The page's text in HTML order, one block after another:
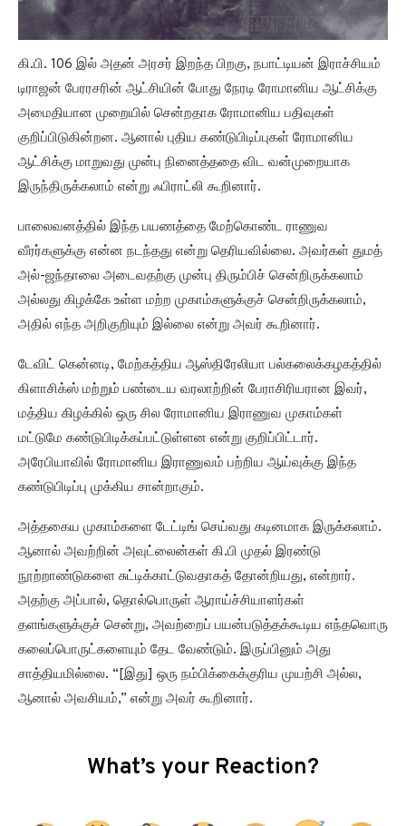
கி.பி. 106 இல் அதன் அரசர் இறந்த பிறகு, நபாட்டியன் இராச்சியம்
டிராஜன் பேரரசரின் ஆட்சியின் போது நேரடி ரோமானிய ஆட்சிக்கு
அமைதியான முறையில் சென்றதாக ரோமானிய பதிவுகள்
குறிப்பிடுகின்றன. ஆனால் புதிய கண்டுபிடிப்புகள் ரோமானிய
ஆட்சிக்கு மாறுவது முன்பு நினைத்ததை விட வன்முறையாக
இருந்திருக்கலாம் என்று ஃபிராட்லி கூறினார்.
பாலைவனத்தில் இந்த பயணத்தை மேற்கொண்ட ராணுவ
வீரர்களுக்கு என்ன நடந்தது என்று தெரியவில்லை. அவர்கள் துமத்
அல்-ஜந்தாலை அடைவதற்கு முன்பு திரும்பிச் சென்றிருக்கலாம்
அல்லது கிழக்கே உள்ள மற்ற முகாம்களுக்குச் சென்றிருக்கலாம்,
அதில் எந்த அறிகுறியும் இல்லை என்று அவர் கூறினார்.
டேவிட் கென்னடி, மேற்கத்திய ஆஸ்திரேலியா பல்கலைக்கழகத்தில்
கிளாசிக்ஸ் மற்றும் பண்டைய வரலாற்றின் பேராசிரியரான இவர்,
மத்திய கிழக்கில் ஒரு சில ரோமானிய இராணுவ முகாம்கள்
மட்டுமே கண்டுபிடிக்கப்பட்டுள்ளன என்று குறிப்பிட்டார்.
அரேபியாவில் ரோமானிய இராணுவம் பற்றிய ஆய்வுக்கு இந்த
கண்டுபிடிப்பு முக்கிய சான்றாகும்.
அத்தகைய முகாம்களை டேட்டிங் செய்வது கடினமாக இருக்கலாம்.
ஆனால் அவற்றின் அவுட்லைன்கள் கி.பி முதல் இரண்டு
நூற்றாண்டுகளை சுட்டிக்காட்டுவதாகத் தோன்றியது, என்றார்.
அதற்கு அப்பால், தொல்பொருள் ஆராய்ச்சியாளர்கள்
தளங்களுக்குச் சென்று, அவற்றைப் பயன்படுத்தக்கூடிய எந்தவொரு
கலைப்பொருட்களையும் தேட வேண்டும். இருப்பினும் அது
சாத்தியமில்லை. “[இது] ஒரு நம்பிக்கைக்குரிய முயற்சி அல்ல,
ஆனால் அவசியம்,” என்று அவர் கூறினார்.
What’s your Reaction?